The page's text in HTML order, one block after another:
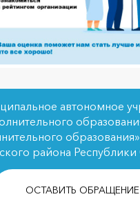
автономное
района Республики
ОСТАВИТЬ ОБРАЩЕНИЕ